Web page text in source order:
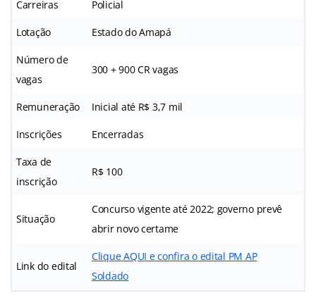
Carreiras Policial
Lotação Estado do Amapá
Número de
vagas
300 + 900 CR vagas
Remuneração Inicial até R$ 3,7 mil
Inscrições Encerradas
Taxa de
inscrição
R$ 100
Situação
Concurso vigente até 2022; governo prevê
abrir novo certame
Link do edital
Clique AQUI e confira o edital PM AP
Soldado